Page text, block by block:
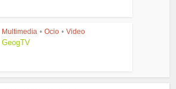
Multimedia • Ocio • Video
GeogTV